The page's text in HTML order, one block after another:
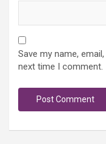
Save my name,
next time I comment.